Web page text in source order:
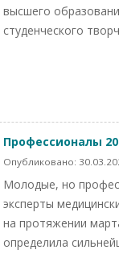
высшего
студенческого
Профессионалы
Опубликовано:
Молодые, но
эксперты
на протяжении
определила